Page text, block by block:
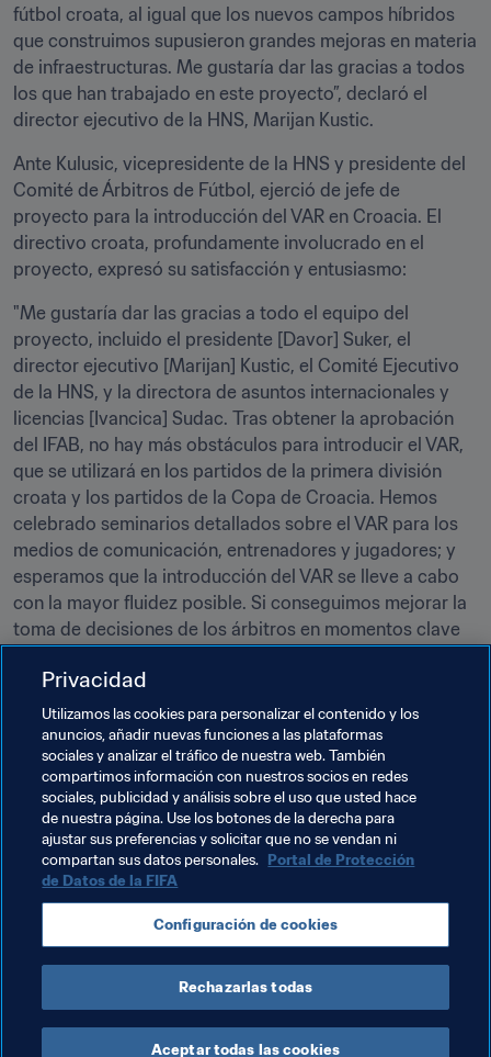
fútbol croata, al igual que los nuevos campos híbridos
que construimos supusieron grandes mejoras en materia
de infraestructuras. Me gustaría dar las gracias a todos
los que han trabajado en este proyecto”, declaró el
director ejecutivo de la HNS, Marijan Kustic.
Ante Kulusic, vicepresidente de la HNS y presidente del
Comité de Árbitros de Fútbol, ejerció de jefe de
proyecto para la introducción del VAR en Croacia. El
directivo croata, profundamente involucrado en el
proyecto, expresó su satisfacción y entusiasmo:
"Me gustaría dar las gracias a todo el equipo del
proyecto, incluido el presidente [Davor] Suker, el
director ejecutivo [Marijan] Kustic, el Comité Ejecutivo
de la HNS, y la directora de asuntos internacionales y
licencias [Ivancica] Sudac. Tras obtener la aprobación
del IFAB, no hay más obstáculos para introducir el VAR,
que se utilizará en los partidos de la primera división
croata y los partidos de la Copa de Croacia. Hemos
celebrado seminarios detallados sobre el VAR para los
medios de comunicación, entrenadores y jugadores; y
esperamos que la introducción del VAR se lleve a cabo
con la mayor fluidez posible. Si conseguimos mejorar la
toma de decisiones de los árbitros en momentos clave
Kulusic.
El VAR está pensado para ayudar a los árbitros en cuatro
tipos de situaciones principales: goles, penaltis, tarjetas
rojas y confusiones de identidad.
Temas relacionados
Promoción del fútbol
Programa Forward de la FIFA Croatia UEFA
Privacidad
Utilizamos las cookies para personalizar el contenido y los
anuncios, añadir nuevas funciones a las plataformas
sociales y analizar el tráfico de nuestra web. También
compartimos información con nuestros socios en redes
sociales, publicidad y análisis sobre el uso que usted hace
de nuestra página. Use los botones de la derecha para
ajustar sus preferencias y solicitar que no se vendan ni
compartan sus datos personales. Portal de Protección
de Datos de la FIFA
Configuración de cookies
Rechazarlas todas
Aceptar todas las cookies